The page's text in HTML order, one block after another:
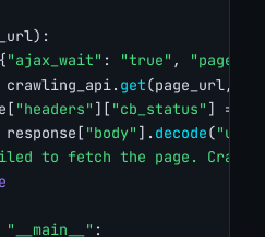
"ajax_wait" : "true" ,
get(page_url,
"headers" ][ "cb_status" ] ==
response[ "body" ]. decode("utf-
to fetch the page.
"__main__" :